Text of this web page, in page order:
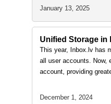
January 13, 2025
Unified Storage in
This year, Inbox.lv has
all user accounts. Now,
account, providing
December 1, 2024